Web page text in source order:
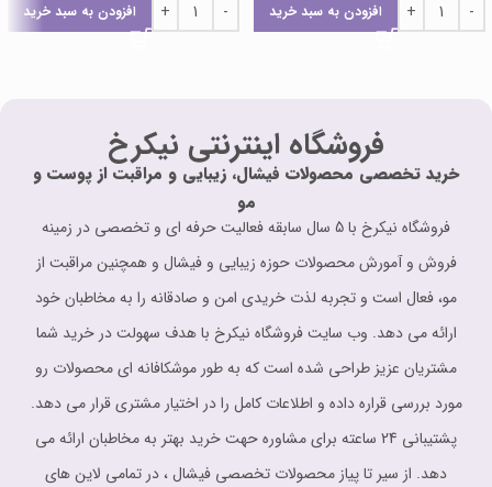
افزودن به سبد خرید افزودن به سبد خرید
فروشگاه اینترنتی نیکرخ
خرید تخصصی محصولات فیشال، زیبایی و مراقبت از پوست و
مو
فروشگاه نیکرخ با 5 سال سابقه فعالیت حرفه ای و تخصصی در زمینه
فروش و آمورش محصولات حوزه زیبایی و فیشال و همچنین مراقبت از
مو، فعال است و تجربه لذت خریدی امن و صادقانه را به مخاطبان خود
ارائه می دهد. وب سایت فروشگاه نیکرخ با هدف سهولت در خرید شما
مشتریان عزیز طراحی شده است که به طور موشکافانه ای محصولات رو
مورد بررسی قراره داده و اطلاعات کامل را در اختیار مشتری قرار می دهد.
پشتیبانی 24 ساعته برای مشاوره حهت خرید بهتر به مخاطبان ارائه می
دهد. از سیر تا پیاز محصولات تخصصی فیشال ، در تمامی لاین های